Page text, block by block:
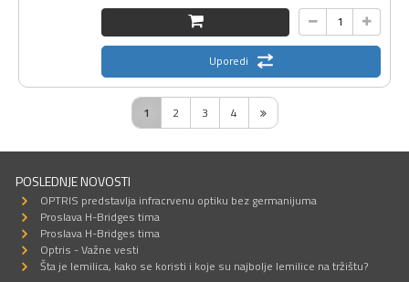
Uporedi
1 2 3 4
POSLEDNJE NOVOSTI
OPTRIS predstavlja infracrvenu optiku bez germanijuma
Proslava H-Bridges tima
Proslava H-Bridges tima
Optris - Važne vesti
Šta je lemilica, kako se koristi i koje su najbolje lemilice na tržištu?